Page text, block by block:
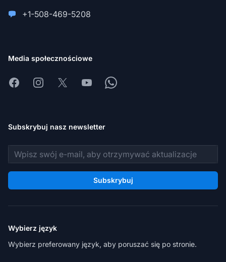
+1-508-469-5208
Media społecznościowe
FacebookInstagram
X YoutubeWhatsapp
Subskrybuj nasz newsletter
Adres e-mail
Subskrybuj
Wybierz język
Wybierz preferowany język, aby poruszać się po stronie.